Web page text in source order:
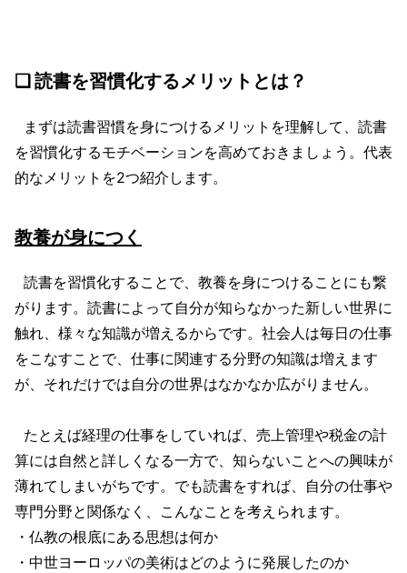
❏ 読書を習慣化するメリットとは？
まずは読書習慣を身につけるメリットを理解して、読書
を習慣化するモチベーションを高めておきましょう。代表
的なメリットを2つ紹介します。
教養が身につく
読書を習慣化することで、教養を身につけることにも繋
がります。読書によって自分が知らなかった新しい世界に
触れ、様々な知識が増えるからです。社会人は毎日の仕事
をこなすことで、仕事に関連する分野の知識は増えます
が、それだけでは自分の世界はなかなか広がりません。
たとえば経理の仕事をしていれば、売上管理や税金の計
算には自然と詳しくなる一方で、知らないことへの興味が
薄れてしまいがちです。でも読書をすれば、自分の仕事や
専門分野と関係なく、こんなことを考えられます。
・仏教の根底にある思想は何か
・中世ヨーロッパの美術はどのように発展したのか